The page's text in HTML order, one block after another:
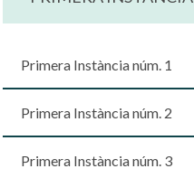
Primera Instància núm. 1
Primera Instància núm. 2
Primera Instància núm. 3